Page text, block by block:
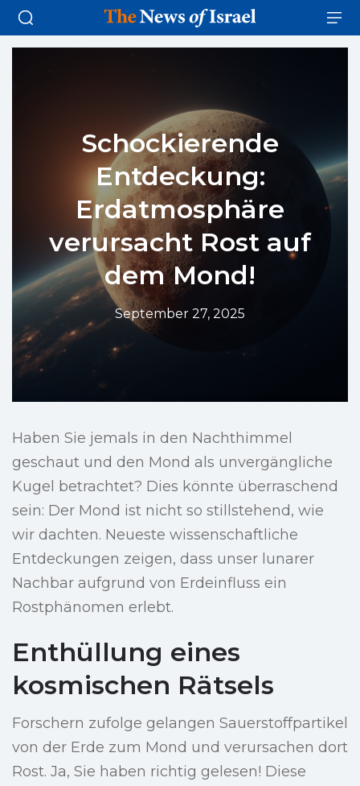
Schockierende
Entdeckung:
Erdatmosphäre
verursacht Rost auf
dem Mond!
September 27, 2025
Haben Sie jemals in den Nachthimmel
geschaut und den Mond als unvergängliche
Kugel betrachtet? Dies könnte überraschend
sein: Der Mond ist nicht so stillstehend, wie
wir dachten. Neueste wissenschaftliche
Entdeckungen zeigen, dass unser lunarer
Nachbar aufgrund von Erdeinfluss ein
Rostphänomen erlebt.
Enthüllung eines
kosmischen Rätsels
Forschern zufolge gelangen Sauerstoffpartikel
von der Erde zum Mond und verursachen dort
Rost. Ja, Sie haben richtig gelesen! Diese